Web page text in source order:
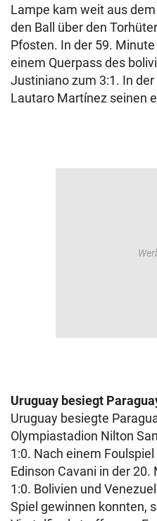
Lampe kam weit aus
den Ball über den
Pfosten. In der 59.
einem Querpass des
Justiniano zum 3:1. In
Lautaro Martínez seinen
Uruguay besiegt
Uruguay besiegte
Olympiastadion Nilton
1:0. Nach einem
Edinson Cavani in der
1:0. Bolivien und
Spiel gewinnen konnten,